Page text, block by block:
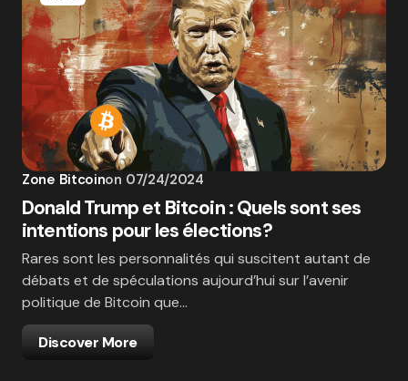
Zone Bitcoinon 07/24/2024
Donald Trump et Bitcoin : Quels sont ses
intentions pour les élections?
Rares sont les personnalités qui suscitent autant de
débats et de spéculations aujourd’hui sur l’avenir
politique de Bitcoin que…
Discover More